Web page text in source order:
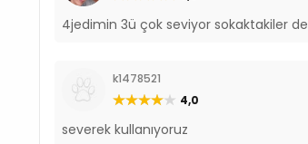
4jedimin 3ü çok seviyor sokaktakiler de
k1478521
4,0
severek kullanıyoruz